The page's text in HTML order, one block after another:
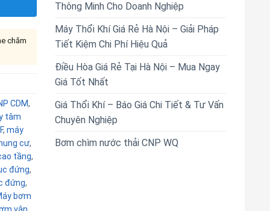
Thông Minh Cho Doanh Nghiệp
Máy Thổi Khí Giá Rẻ Hà Nội – Giải Pháp
Tiết Kiệm Chi Phí Hiệu Quả
Điều Hòa Giá Rẻ Tại Hà Nội – Mua Ngay
Giá Tốt Nhất
Giá Thổi Khí – Báo Giá Chi Tiết & Tư Vấn
Chuyên Nghiệp
Bơm chìm nước thải CNP WQ
chăm
CDM,
tâm
, máy
cư,
tầng,
đứng,
đứng,
bơm